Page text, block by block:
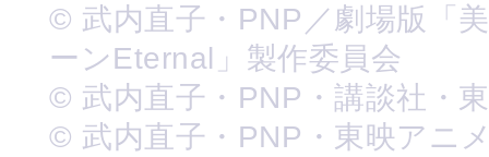
© 武内直子・PNP／劇場版「
ーンEternal」製作委員会
© 武内直子・PNP・講談社・
© 武内直子・PNP・東映アニ